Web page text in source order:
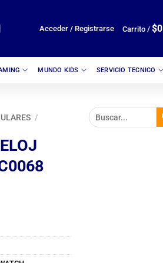
Acceder / Registrarse Carrito / $0
MUNDO KIDS SERVICIO TECNICO
/